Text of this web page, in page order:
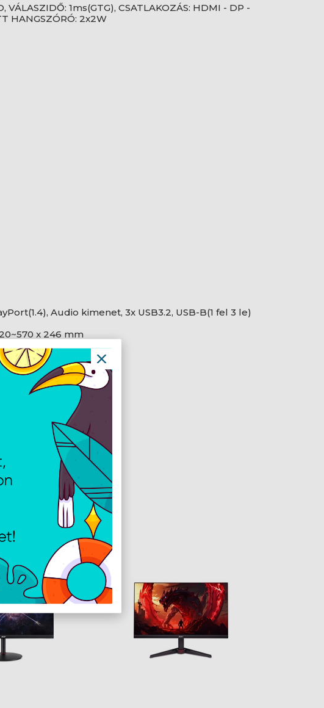
VÁLASZIDŐ: 1ms(GTG), CSATLAKOZÁS: HDMI - DP -
HANGSZÓRÓ: 2x2W
Audio kimenet, 3x USB3.2, USB-B(1 fel 3 le)
x 246 mm